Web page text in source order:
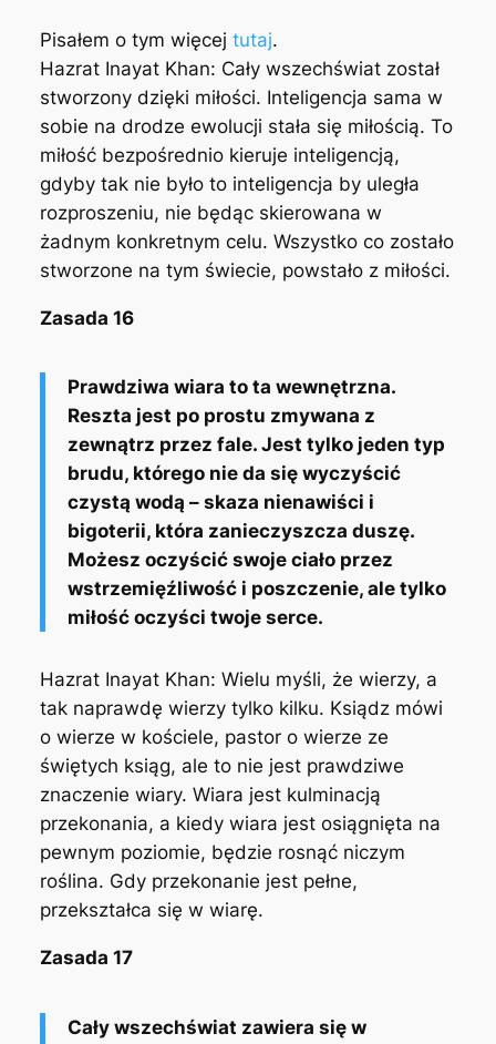
Pisałem o tym więcej tutaj.
Hazrat Inayat Khan: Cały wszechświat został
stworzony dzięki miłości. Inteligencja sama w
sobie na drodze ewolucji stała się miłością. To
miłość bezpośrednio kieruje inteligencją,
gdyby tak nie było to inteligencja by uległa
rozproszeniu, nie będąc skierowana w
żadnym konkretnym celu. Wszystko co zostało
stworzone na tym świecie, powstało z miłości.
Zasada 16
Prawdziwa wiara to ta wewnętrzna.
Reszta jest po prostu zmywana z
zewnątrz przez fale. Jest tylko jeden typ
brudu, którego nie da się wyczyścić
czystą wodą – skaza nienawiści i
bigoterii, która zanieczyszcza duszę.
Możesz oczyścić swoje ciało przez
wstrzemięźliwość i poszczenie, ale tylko
miłość oczyści twoje serce.
Hazrat Inayat Khan: Wielu myśli, że wierzy, a
tak naprawdę wierzy tylko kilku. Ksiądz mówi
o wierze w kościele, pastor o wierze ze
świętych ksiąg, ale to nie jest prawdziwe
znaczenie wiary. Wiara jest kulminacją
przekonania, a kiedy wiara jest osiągnięta na
pewnym poziomie, będzie rosnąć niczym
roślina. Gdy przekonanie jest pełne,
przekształca się w wiarę.
Zasada 17
Cały wszechświat zawiera się w